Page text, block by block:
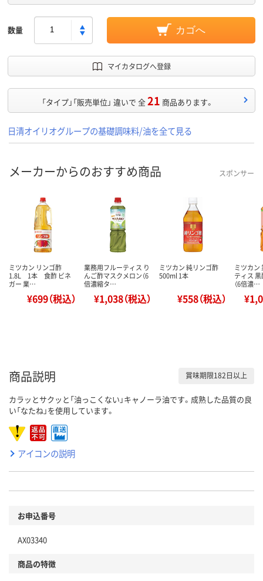
数量 カゴへ
マイカタログへ登録
「タイプ」「販売単位」 違いで 全21 商品あります。
日清オイリオグループの基礎調味料/油を全て見る
メーカーからのおすすめ商品 スポンサー
ミツカン リンゴ酢
1.8L 1本 食酢 ビネ
ガー 業…
¥699（税込）
業務用フルーティス り
んご酢マスクメロン（6
倍濃縮タ…
¥1,038（税込）
ミツカン 純リンゴ酢
500ml 1本
¥558（税込）
ミツカン
ティス
（6倍濃…
商品説明 賞味期限182日以上
カラッとサクッと「油っこくない」キャノーラ油です。成熟した品質の良
い「なたね」を使用しています。
アイコンの説明
お申込番号
AX03340
商品の特徴